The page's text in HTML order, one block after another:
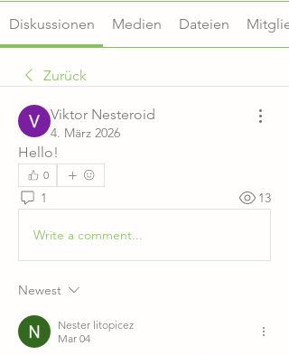
Diskussionen Medien Dateien
Zurück
Viktor Nesteroid
4. März 2026
Hello!
0
1 13
Write a comment...
Newest
Nester litopicez
Mar 04